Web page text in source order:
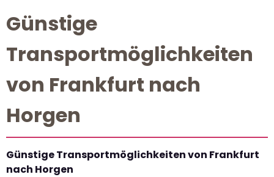
Günstige
Transportmöglichkeiten
von Frankfurt nach
Horgen
Günstige Transportmöglichkeiten von Frankfurt
nach Horgen